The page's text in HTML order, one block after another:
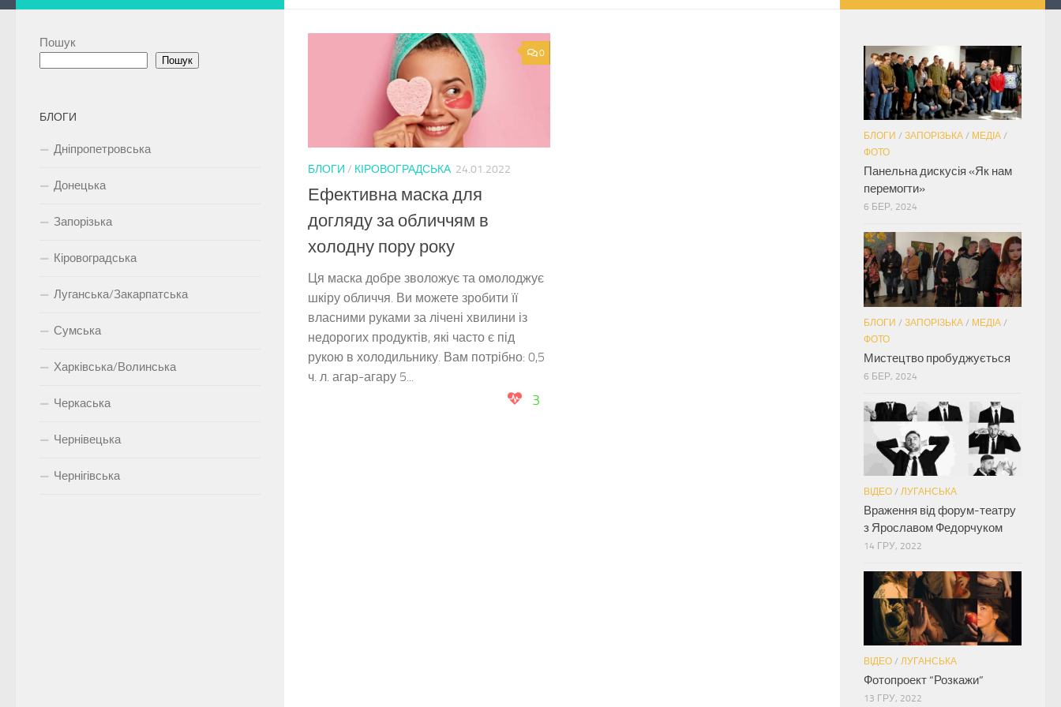
0
БЛОГИ / КІРОВОГРАДСЬКА 24.01.2022
Ефективна маска для
догляду за обличчям в
холодну пору року
Ця маска добре зволожує та омолоджує
шкіру обличчя. Ви можете зробити її
власними руками за лічені хвилини із
недорогих продуктів, які часто є під
рукою в холодильнику. Вам потрібно: 0,5
ч. л. агар-агару 5...
3
Пошук
Пошук
БЛОГИ
Дніпропетровська
Донецька
Запорізька
Кіровоградська
Луганська/Закарпатська
Сумська
Харківська/Волинська
Черкаська
Чернівецька
Чернігівська
БЛОГИ / ЗАПОРІЗЬКА / МЕДІА /
ФОТО
Панельна дискусія «Як нам
перемогти»
6 БЕР, 2024
БЛОГИ / ЗАПОРІЗЬКА / МЕДІА /
ФОТО
Мистецтво пробуджується
6 БЕР, 2024
ВІДЕО / ЛУГАНСЬКА
Враження від форум-театру
з Ярославом Федорчуком
14 ГРУ, 2022
ВІДЕО / ЛУГАНСЬКА
Фотопроект “Розкажи”
13 ГРУ, 2022